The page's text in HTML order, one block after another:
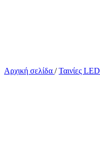
Αρχική σελίδα / Ταινίες LED